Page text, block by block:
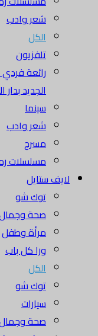
شعر وادب
الكل
تلفزيون
رائعة فردي
الجديد بدار
سينما
شعر وادب
مسرح
مسلسلات
لايف ستايل
توك شو
صحة
مرأة وطفل
ورا كل باب
الكل
توك شو
سيارات
صحة